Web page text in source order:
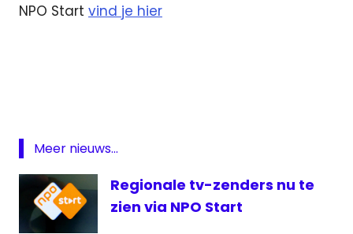
NPO Start vind je hier
Start
Meer nieuws...
Regionale tv-zenders nu te
zien via NPO Start